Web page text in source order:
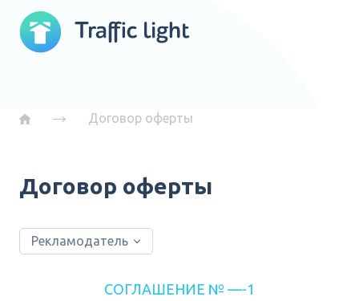
Договор оферты
Договор оферты
Рекламодатель
СОГЛАШЕНИЕ № —-1